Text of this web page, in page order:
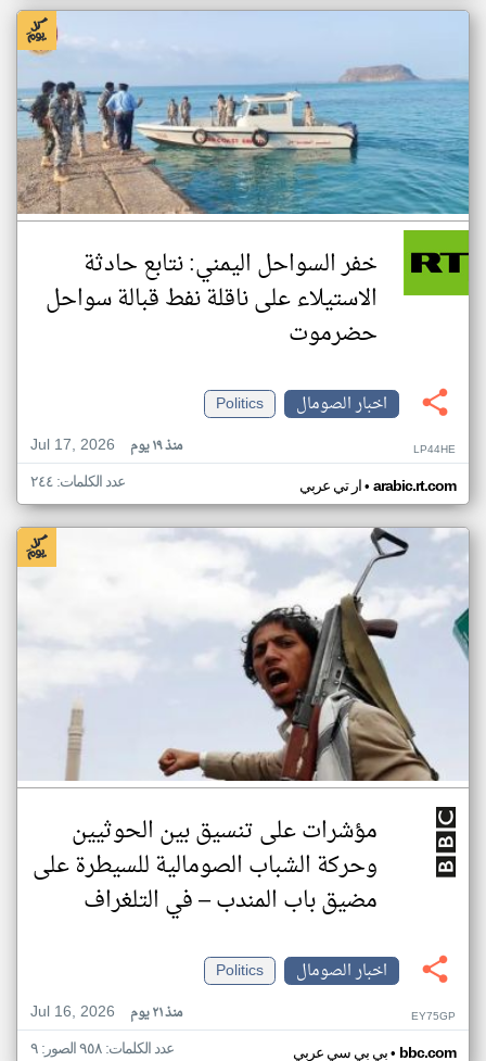
خفر السواحل اليمني: نتابع حادثة
الاستيلاء على ناقلة نفط قبالة سواحل
حضرموت
اخبار الصومال
Politics
Jul 17, 2026
منذ ١٩ يوم LP44HE
ار تي عربي• arabic.rt.com عدد الكلمات: ٢٤٤
مؤشرات على تنسيق بين الحوثيين
وحركة الشباب الصومالية للسيطرة على
مضيق باب المندب – في التلغراف
اخبار الصومال
Politics
Jul 16, 2026
منذ ٢١ يوم EY75GP
بي بي سي عربي• bbc.com عدد الكلمات: ٩٥٨ الصور: ٩